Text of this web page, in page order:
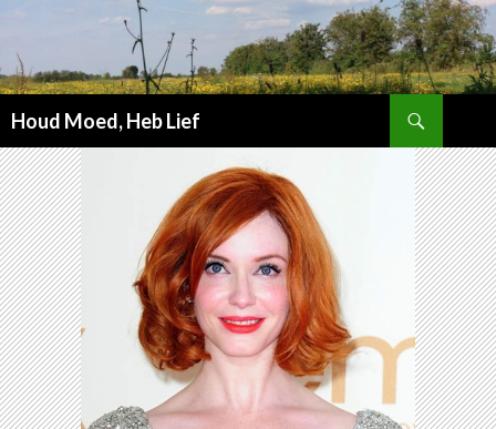
Houd Moed, Heb Lief
NAAR
INHOUD